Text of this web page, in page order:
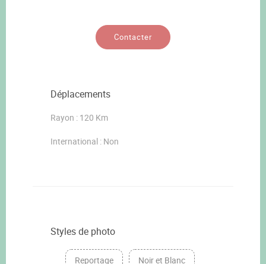
Contacter
Déplacements
Rayon : 120 Km
International : Non
Styles de photo
Reportage Noir et Blanc